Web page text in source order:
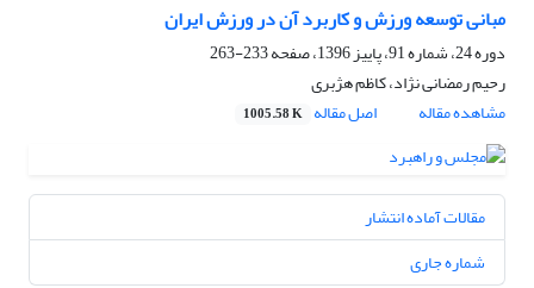
مبانی توسعه ورزش و کاربرد آن در ورزش ایران
دوره 24، شماره 91، پاییز 1396، صفحه
233-263
رحیم رمضانی نژاد، کاظم هژبری
مشاهده مقاله
اصل مقاله 1005.58 K
مقالات آماده انتشار
شماره جاری